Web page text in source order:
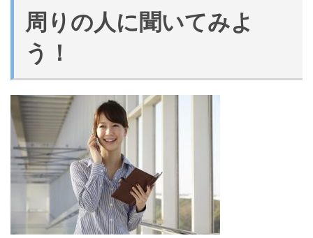
周りの人に聞いてみよ
う！